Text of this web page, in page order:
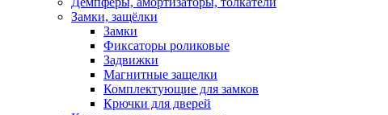
Замки, защёлки
Замки
Фиксаторы роликовые
Задвижки
Магнитные защелки
Комплектующие для замков
Крючки для дверей